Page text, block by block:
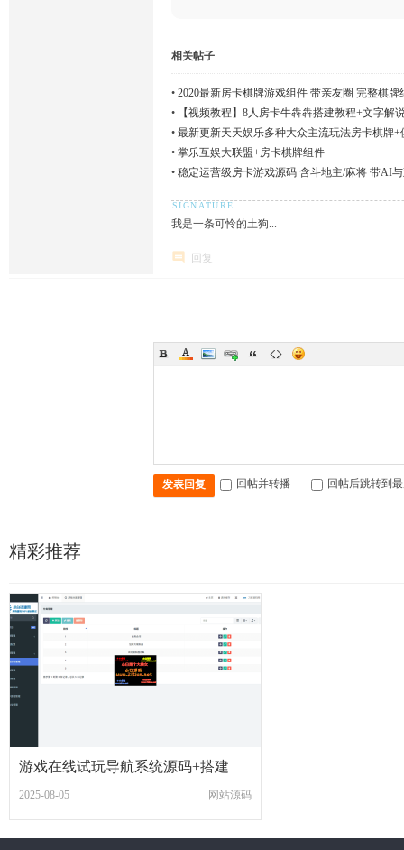
相关帖子
• 2020最新房卡棋牌游戏组件 带亲友圈 完整棋牌
•
【视频教程】8人房卡牛犇犇搭建教程+文字解
• 最新更新天天娱乐多种大众主流玩法房卡棋牌
• 掌乐互娱大联盟+房卡棋牌组件
• 稳定运营级房卡游戏源码 含斗地主/麻将 带AI
我是一条可怜的土狗...
回复
发表回复 回帖并转播 回帖后跳转到
精彩推荐
2025-08-05 网站源码